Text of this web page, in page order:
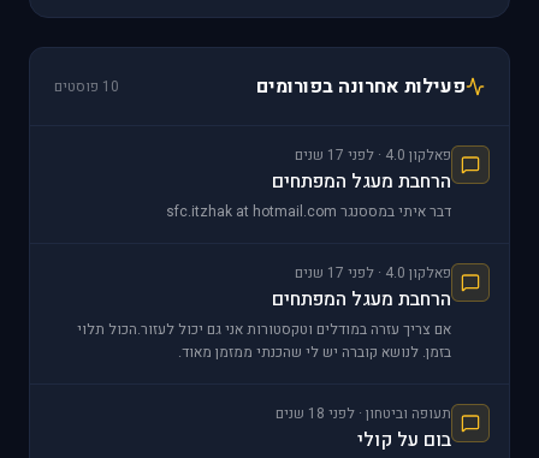
פעילות אחרונה בפורומים 10 פוסטים
פאלקון 4.0 · לפני 17 שנים
הרחבת מעגל המפתחים
דבר איתי במססנגר sfc.itzhak at hotmail.com
פאלקון 4.0 · לפני 17 שנים
הרחבת מעגל המפתחים
אם צריך עזרה במודלים וטקסטורות אני גם יכול לעזור.הכול תלוי
בזמן. לנושא קוברה יש לי שהכנתי ממזמן מאוד.
תעופה וביטחון · לפני 18 שנים
בום על קולי